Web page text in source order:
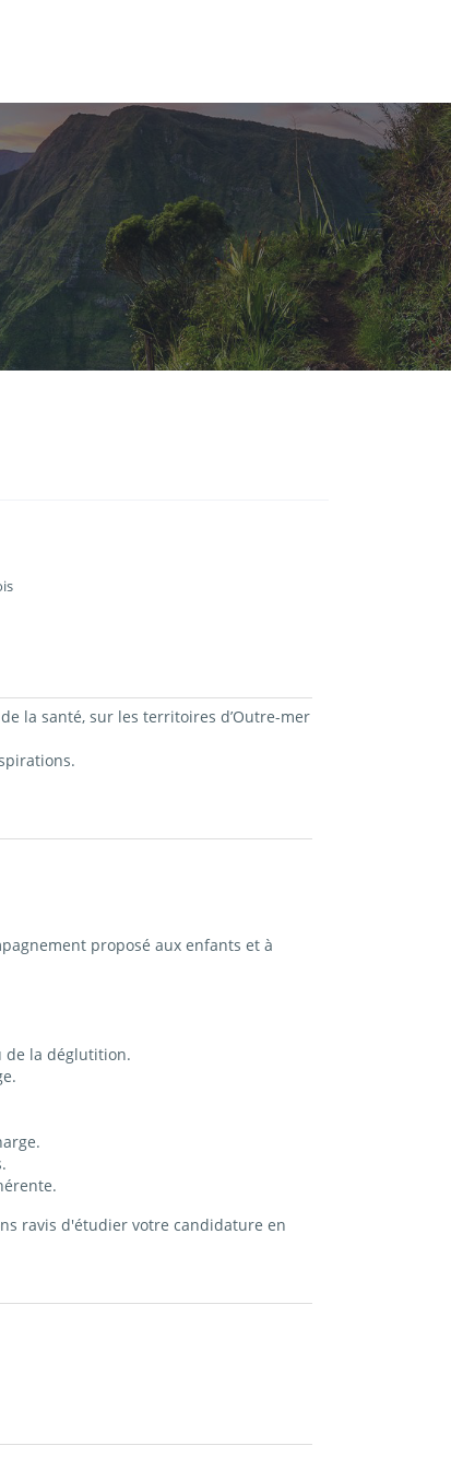
la santé, sur les territoires d’Outre-mer
proposé aux enfants et à
de la déglutition.
ravis d'étudier votre candidature en